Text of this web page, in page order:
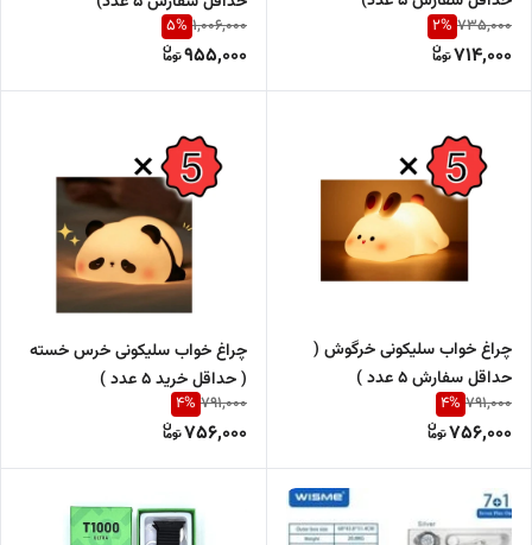
735,000
2%
714,000
1,006,000
5%
955,000
چراغ خواب سلیکونی خرگوش (
حداقل سفارش 5 عدد )
791,000
4%
756,000
چراغ خواب سلیکونی خرس خسته
( حداقل خرید 5 عدد )
791,000
4%
756,000